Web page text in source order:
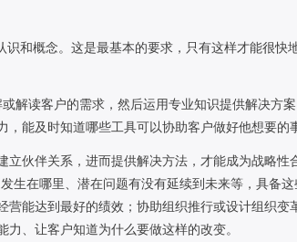
识和概念。这是最基本的要求，只有这样才能很快
解读客户的需求，然后运用专业知识提供解决方
能及时知道哪些工具可以协助客户做好他想要的
立伙伴关系，进而提供解决方法，才能成为战略性
生在哪里、潜在问题有没有延续到未来等，具备
营能达到最好的绩效；协助组织推行或设计组织变
、让客户知道为什么要做这样的改变。